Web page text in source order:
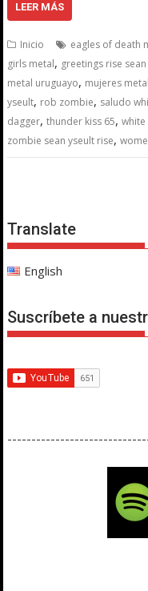
LEER MÁS
Inicio eagles of death
girls metal, greetings rise
metal uruguayo, mujeres metal
yseult, rob zombie, saludo
dagger,thunder kiss 65,
zombie sean yseult rise,
Translate
English
Suscríbete a